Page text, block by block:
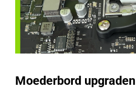
Moederbord upgraden